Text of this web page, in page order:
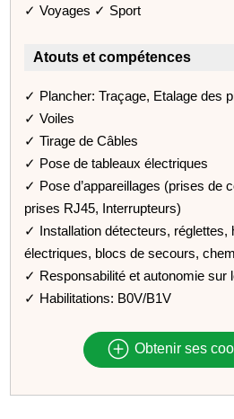
✓ Voyages ✓ Sport
Atouts et compétences
✓ Plancher: Traçage, Etalage des
✓ Voiles
✓ Tirage de Câbles
✓ Pose de tableaux électriques
✓ Pose d’appareillages (prises de
prises RJ45, Interrupteurs)
✓ Installation détecteurs, réglettes,
électriques, blocs de secours,
✓ Responsabilité et autonomie sur
✓ Habilitations: B0V/B1V
Obtenir ses